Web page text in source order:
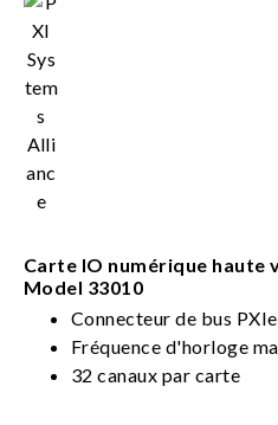
Carte IO numérique haute
Model 33010
Connecteur de bus
Fréquence d'horloge
32 canaux par carte